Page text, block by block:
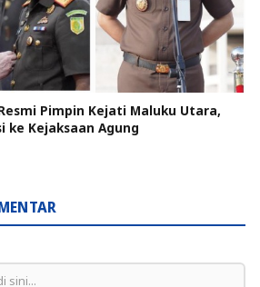
Pimpin Kejati Maluku Utara,
ke Kejaksaan Agung